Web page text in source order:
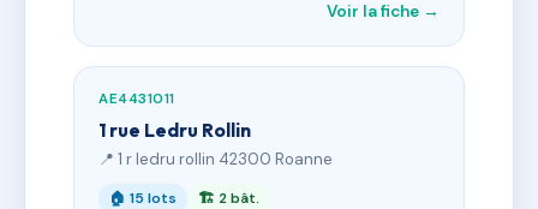
Voir la fiche →
AE4431011
1 rue Ledru Rollin
📍 1 r ledru rollin 42300 Roanne
🏠 15 lots 🏗 2 bât.